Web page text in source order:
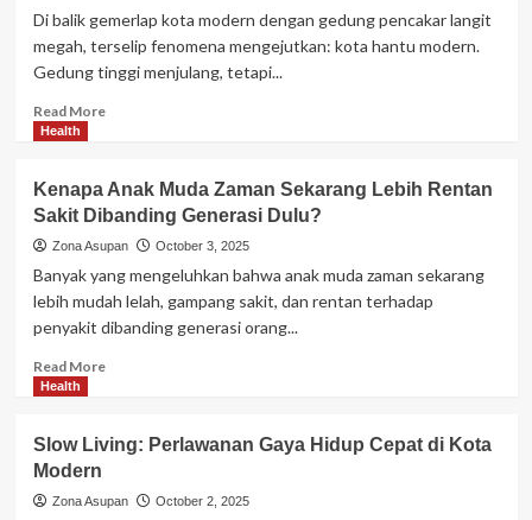
Kuliner:
Makanan
Buatan
Robot,
Di balik gemerlap kota modern dengan gedung pencakar langit
megah, terselip fenomena mengejutkan: kota hantu modern.
Gedung tinggi menjulang, tetapi...
Read MoreRead
Kota
Hantu
Modern:
Tinggi
Kosong
di
Health
Kenapa Anak Muda Zaman Sekarang Lebih Rentan
Sakit Dibanding Generasi Dulu?
Zona Asupan October 3, 2025
Banyak yang mengeluhkan bahwa anak muda zaman sekarang
lebih mudah lelah, gampang sakit, dan rentan terhadap
penyakit dibanding generasi orang...
Read MoreRead
Anak
Zaman
Health
Slow Living: Perlawanan Gaya Hidup Cepat di Kota
Modern
Zona Asupan October 2, 2025